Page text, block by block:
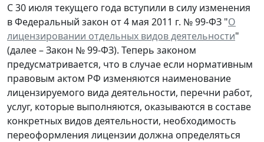
С 30 июля текущего года вступили в силу изменения
в Федеральный закон от 4 мая 2011 г. № 99-ФЗ "О
лицензировании отдельных видов деятельности"
(далее – Закон № 99-ФЗ). Теперь законом
предусматривается, что в случае если нормативным
правовым актом РФ изменяются наименование
лицензируемого вида деятельности, перечни работ,
услуг, которые выполняются, оказываются в составе
конкретных видов деятельности, необходимость
переоформления лицензии должна определяться